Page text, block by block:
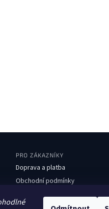
PRO ZÁKAZNÍKY
Doprava a platba
Obchodní podmínky
Ochrana osobních údajů